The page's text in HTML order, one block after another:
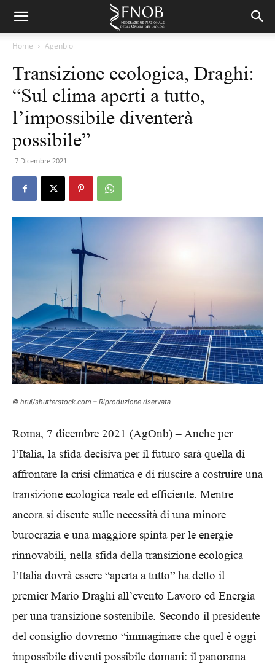
Home Agenbio
Transizione ecologica, Draghi:
“Sul clima aperti a tutto,
l’impossibile diventerà
possibile”
7 Dicembre 2021
© hrui/shutterstock.com – Riproduzione riservata
Roma, 7 dicembre 2021 (AgOnb) – Anche per
l’Italia, la sfida decisiva per il futuro sarà quella di
affrontare la crisi climatica e di riuscire a costruire una
transizione ecologica reale ed efficiente. Mentre
ancora si discute sulle necessità di una minore
burocrazia e una maggiore spinta per le energie
rinnovabili, nella sfida della transizione ecologica
l’Italia dovrà essere “aperta a tutto” ha detto il
premier Mario Draghi all’evento Lavoro ed Energia
per una transizione sostenibile. Secondo il presidente
del consiglio dovremo “immaginare che quel è oggi
impossibile diventi possibile domani: il panorama